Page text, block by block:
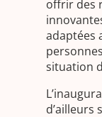
offrir des
adaptées
situation
d’ailleurs